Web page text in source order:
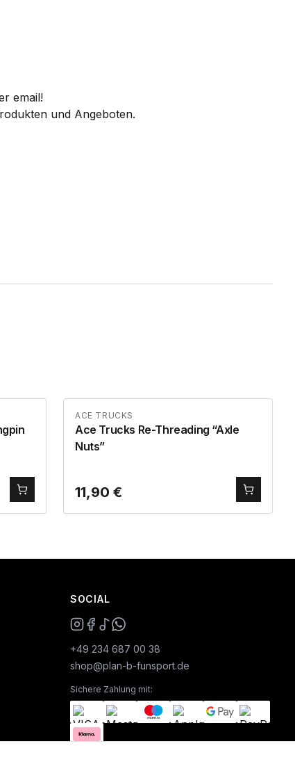
email!
und Angeboten.
ACE TRUCKS
Ace Trucks Re-Threading “Axle
Nuts”
11,90 €
SOCIAL
+49 234 687 00 38
shop@plan-b-funsport.de
Sichere Zahlung mit: